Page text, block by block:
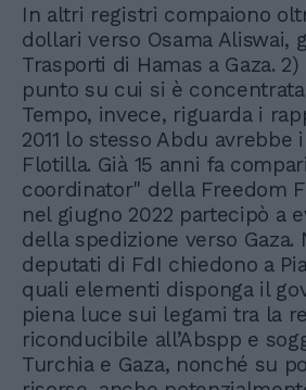
In altri registri compaiono
dollari verso Osama Aliswai,
Trasporti di Hamas a Gaza.
punto su cui si è
Tempo, invece, riguarda i
2011 lo stesso Abdu
Flotilla. Già 15 anni fa
coordinator" della Freedom
nel giugno 2022 partecipò a
della spedizione verso Gaza.
deputati di FdI chiedono a
quali elementi disponga il
piena luce sui legami tra la
riconducibile all’Abspp e
Turchia e Gaza, nonché su